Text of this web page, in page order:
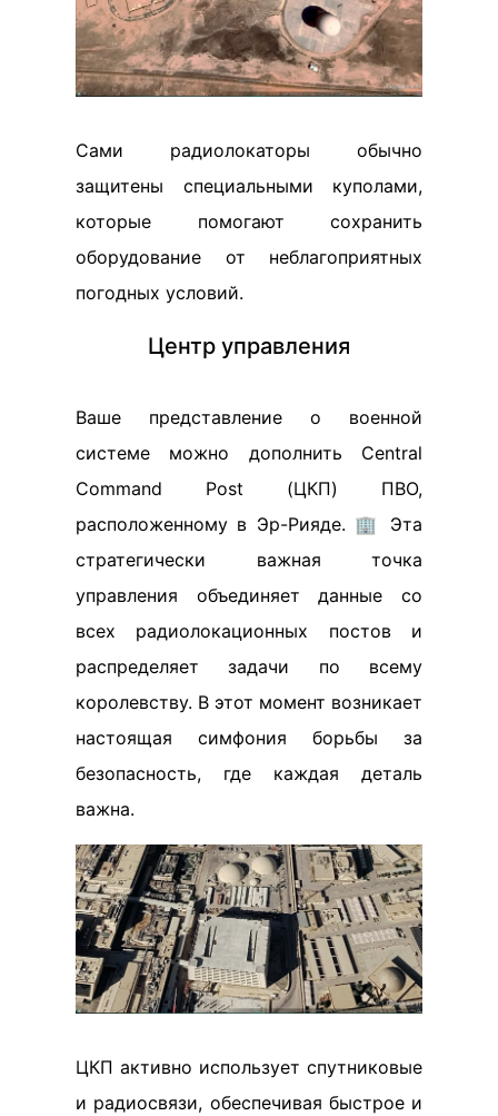
Сами радиолокаторы обычно
защитены специальными куполами,
которые помогают сохранить
оборудование от неблагоприятных
погодных условий.
Центр управления
Ваше представление о военной
системе можно дополнить Central
Command Post (ЦКП) ПВО,
расположенному в Эр-Рияде. 🏢 Эта
стратегически важная точка
управления объединяет данные со
всех радиолокационных постов и
распределяет задачи по всему
королевству. В этот момент возникает
настоящая симфония борьбы за
безопасность, где каждая деталь
важна.
ЦКП активно использует спутниковые
и радиосвязи, обеспечивая быстрое и